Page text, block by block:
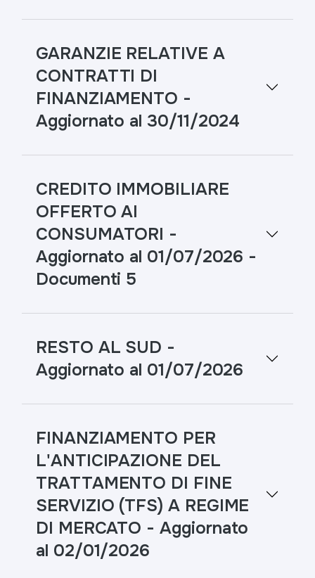
GARANZIE RELATIVE A
CONTRATTI DI
FINANZIAMENTO -
Aggiornato al 30/11/2024
CREDITO IMMOBILIARE
OFFERTO AI
CONSUMATORI -
Aggiornato al 01/07/2026 -
Documenti 5
RESTO AL SUD -
Aggiornato al 01/07/2026
FINANZIAMENTO PER
L'ANTICIPAZIONE DEL
TRATTAMENTO DI FINE
SERVIZIO (TFS) A REGIME
DI MERCATO - Aggiornato
al 02/01/2026